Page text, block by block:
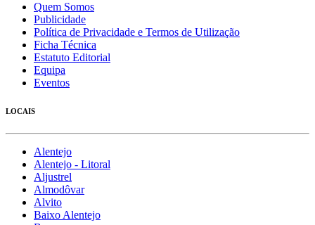
Quem Somos
Publicidade
Política de Privacidade e Termos de Utilização
Ficha Técnica
Estatuto Editorial
Equipa
Eventos
LOCAIS
Alentejo
Alentejo - Litoral
Aljustrel
Almodôvar
Alvito
Baixo Alentejo